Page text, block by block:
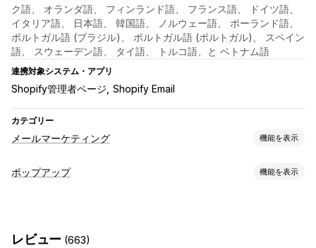
ク語、 オランダ語、 フィンランド語、 フランス語、 ドイツ語、
イタリア語、 日本語、 韓国語、 ノルウェー語、 ポーランド語、
ポルトガル語 (ブラジル)、 ポルトガル語 (ポルトガル)、 スペイン
語、 スウェーデン語、 タイ語、 トルコ語、と ベトナム語
連携対象システム・アプリ
Shopify管理者ページ Shopify Email
カテゴリー
メールマーケティング 機能を表示
キャンペーンタイプ
キャンペーン管理
ポップアップ 機能を表示
フォーム
レビュー (663)